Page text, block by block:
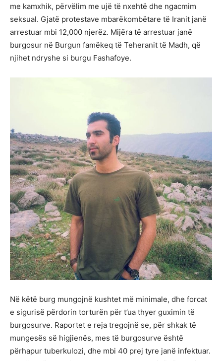
me kamxhik, përvëlim me ujë të nxehtë dhe ngacmim
seksual. Gjatë protestave mbarëkombëtare të Iranit janë
arrestuar mbi 12,000 njerëz. Mijëra të arrestuar janë
burgosur në Burgun famëkeq të Teheranit të Madh, që
njihet ndryshe si burgu Fashafoye.
Në këtë burg mungojnë kushtet më minimale, dhe forcat
e sigurisë përdorin torturën për t’ua thyer guximin të
burgosurve. Raportet e reja tregojnë se, për shkak të
mungesës së higjienës, mes të burgosurve është
përhapur tuberkulozi, dhe mbi 40 prej tyre janë infektuar.